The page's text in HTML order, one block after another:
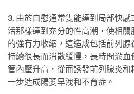
3. 由於自慰通常隻能達到局部快
活那樣達到充分的性高潮，使相
的強有力收縮，這造成包括前列
持續很長而消散緩慢，長時間淤
管內壓升高，從而誘發前列腺炎
一步造成陽萎早洩和不育症。